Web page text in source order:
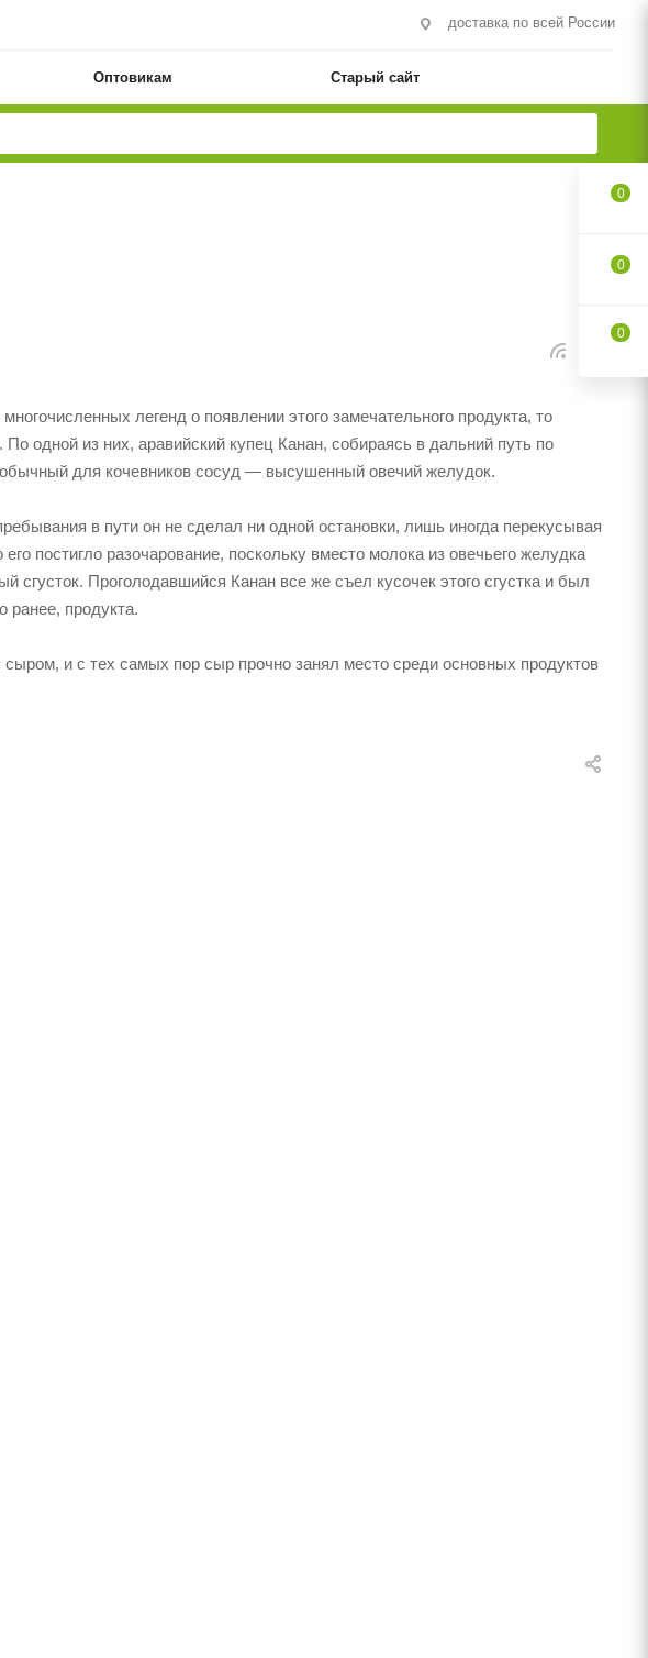
доставка по всей России
Оптовикам Старый сайт
легенд о появлении этого замечательного продукта, то
одной из них, аравийский купец Канан, собираясь в дальний путь по
для кочевников сосуд — высушенный овечий желудок.
в пути он не сделал ни одной остановки, лишь иногда перекусывая
постигло разочарование, поскольку вместо молока из овечьего желудка
сгусток. Проголодавшийся Канан все же съел кусочек этого сгустка и был
ранее, продукта.
и с тех самых пор сыр прочно занял место среди основных продуктов
0
0
0